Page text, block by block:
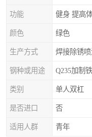
功能 健身 提高
颜色 绿色
生产方式 焊接除锈
钢种或用途 Q235加制
类别 单人双杠
是否进口 否
适用人群 青年